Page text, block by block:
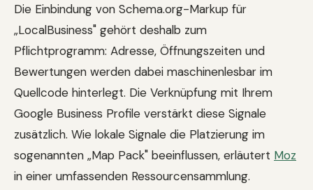
Die Einbindung von Schema.org-Markup für
„LocalBusiness" gehört deshalb zum
Pflichtprogramm: Adresse, Öffnungszeiten und
Bewertungen werden dabei maschinenlesbar im
Quellcode hinterlegt. Die Verknüpfung mit Ihrem
Google Business Profile verstärkt diese Signale
zusätzlich. Wie lokale Signale die Platzierung im
sogenannten „Map Pack" beeinflussen, erläutert Moz
in einer umfassenden Ressourcensammlung.